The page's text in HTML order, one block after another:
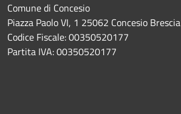
Comune di Concesio
Piazza Paolo VI, 1 25062 Concesio Brescia
Codice Fiscale: 00350520177
Partita IVA: 00350520177